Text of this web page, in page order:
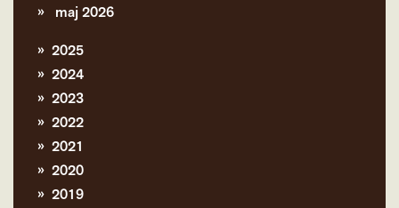
maj 2026
2025
2024
2023
2022
2021
2020
2019